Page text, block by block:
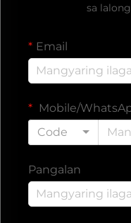
sa
Email
Mobile/
Code
Pangalan